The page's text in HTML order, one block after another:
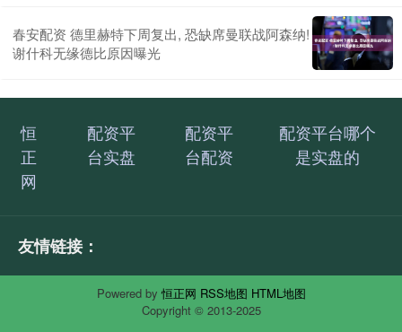
春安配资 德里赫特下周复出, 恐缺席曼联战阿森纳!
谢什科无缘德比原因曝光
恒
正
网
配资平
台实盘
配资平
台配资
配资平台哪个
是实盘的
友情链接：
Powered by恒正网 RSS地图 HTML地图
Copyright © 2013-2025